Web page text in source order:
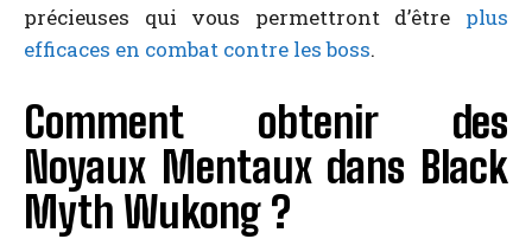
précieuses qui vous permettront d’être plus
efficaces en combat contre les boss.
Comment obtenir des
Noyaux Mentaux dans Black
Myth Wukong ?